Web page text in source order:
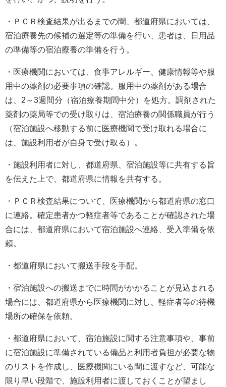
・ＰＣＲ検査結果が出るまでの間、都道府県においては、
宿泊療養先の候補の選定等の準備を行い、患者は、日用品
の準備等の宿泊療養の準備を行う。
・医療機関においては、食事アレルギー、健康情報等や服
用中の薬剤の必要事項の確認。服用中の薬剤がある場合
は、2～3週間分（宿泊療養期間中分）を処方。調剤された
薬剤の薬局等での受け取りは、宿泊療養の関係職員が行う
（宿泊施設へ移動する前に医療機関で受け取れる場合に
は、施設利用者が自身で受け取る）。
・施設利用者に対し、都道府県、宿泊施設等に共有する旨
を伝えた上で、都道府県に情報を共有する。
・ＰＣＲ検査結果について、医療機関から都道府県の窓口
に連絡。確定患者かつ軽症者等であることが確認された場
合には、都道府県において宿泊施設へ連絡、受入準備を依
頼。
・都道府県において搬送手段を手配。
・宿泊施設への搬送までに時間がかかることが見込まれる
場合には、都道府県から医療機関に対し、軽症者等の待機
場所の確保を依頼。
・都道府県において、宿泊施設に関する注意事項や、事前
に宿泊施設に準備されている備品と利用者負担が必要な物
のリストを作成し、医療機関にいる間に渡すなど、可能な
限り早い段階で、施設利用者に渡しておくことが望まし